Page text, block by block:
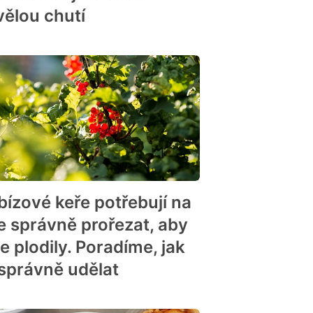
chutí
keře potřebují na
správně prořezat, aby
plodily. Poradíme, jak
udělat